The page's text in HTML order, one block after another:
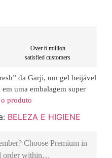
Over 6 million
satisfied customers
da Garji, um gel beijável
uma embalagem super
produto
BELEZA E HIGIENE
? Choose Premiumin
order within…